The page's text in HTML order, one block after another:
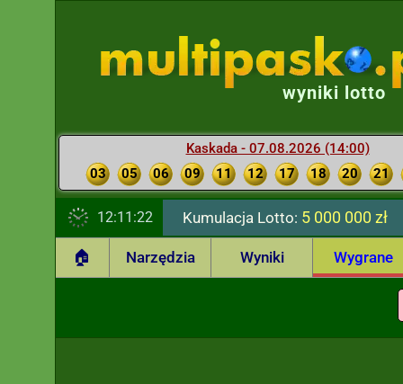
wyniki lotto
Kaskada - 07.08.2026 (14:00)
03
05 06 09 11 12 17 18 20 21
12:11:23 Kumulacja Lotto: 5 000 000 zł
🏠 Narzędzia Wyniki Wygrane